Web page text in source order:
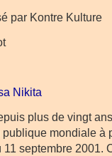
par Kontre Kulture
Nikita
plus de vingt
publique mondiale à
septembre 2001.